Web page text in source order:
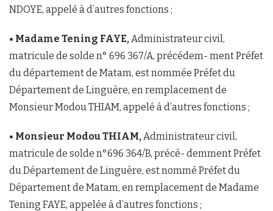
NDOYE, appelé à d’autres fonctions ;
• Madame Tening FAYE, Administrateur civil,
matricule de solde n° 696 367/A, précédem- ment Préfet
du département de Matam, est nommée Préfet du
Département de Linguère, en remplacement de
Monsieur Modou THIAM, appelé à d’autres fonctions ;
• Monsieur Modou THIAM, Administrateur civil,
matricule de solde n°696 364/B, précé- demment Préfet
du Département de Linguère, est nommé Préfet du
Département de Matam, en remplacement de Madame
Tening FAYE, appelée à d’autres fonctions ;